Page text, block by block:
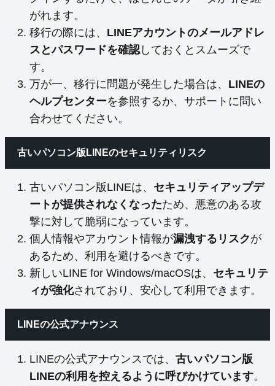
がれます。
移行の際には、 LINEアカウントのメールアドレ
スとパスワードを確認しておくとスムーズで
す。
万が一、移行に問題が発生した場合は、 LINEの
ヘルプセンターを参照するか、サポートに問い
合わせてください。
古いパソコン版LINEのセキュリティリスク
古いパソコン版LINEは、 セキュリティアップデ
ートが提供されなくなったため、悪意のある攻
撃に対して脆弱になっています。
個人情報やアカウント情報が漏洩するリスクが
あるため、利用を避けるべきです。
新しいLINE for Windows/macOSは、 セキュリテ
ィが強化されており、安心して利用できます。
LINEの公式アナウンス
LINEの公式アナウンスでは、 古いパソコン版
LINEの利用を控えるように呼びかけています。